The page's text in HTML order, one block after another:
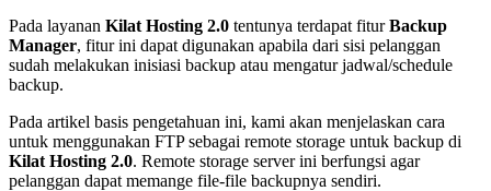
Pada layanan Kilat Hosting 2.0 tentunya terdapat fiturBackup
Manager, fitur ini dapat digunakan apabila dari sisi pelanggan
sudah melakukan inisiasi backup atau mengatur jadwal/schedule
backup.
Pada artikel basis pengetahuan ini, kami akan menjelaskan cara
untuk menggunakan FTP sebagai remote storage untuk backup di
Kilat Hosting 2.0. Remote storage server ini berfungsi agar
pelanggan dapat memange file-file backupnya sendiri.